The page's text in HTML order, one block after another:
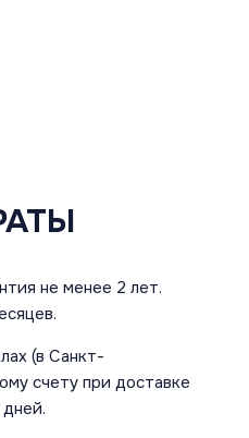
не менее 2 лет.
(в Санкт-
счету при доставке